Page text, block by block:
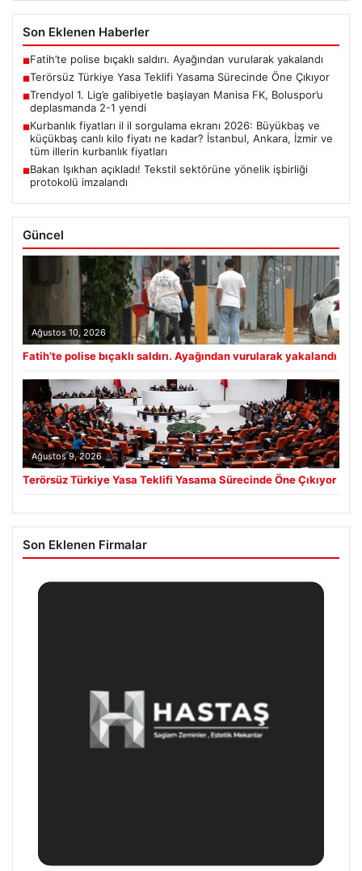
Son Eklenen Haberler
■Fatih’te polise bıçaklı saldırı. Ayağından vurularak yakalandı
■Terörsüz Türkiye Yasa Teklifi Yasama Sürecinde Öne Çıkıyor
■Trendyol 1. Lig’e galibiyetle başlayan Manisa FK, Boluspor’u
deplasmanda 2-1 yendi
■Kurbanlık fiyatları il il sorgulama ekranı 2026: Büyükbaş ve
küçükbaş canlı kilo fiyatı ne kadar? İstanbul, Ankara, İzmir ve
tüm illerin kurbanlık fiyatları
■Bakan Işıkhan açıkladı! Tekstil sektörüne yönelik işbirliği
protokolü imzalandı
Güncel
Ağustos 10, 2026
Fatih’te polise bıçaklı saldırı. Ayağından vurularak yakalandı
Ağustos 9, 2026
Terörsüz Türkiye Yasa Teklifi Yasama Sürecinde Öne Çıkıyor
Son Eklenen Firmalar